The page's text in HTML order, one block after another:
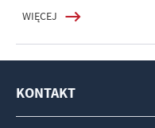
WIĘCEJ
KONTAKT